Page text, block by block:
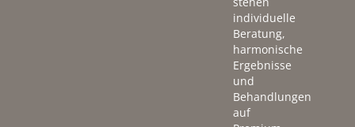
individuelle
Beratung,
harmonische
Ergebnisse
und
Behandlungen
auf